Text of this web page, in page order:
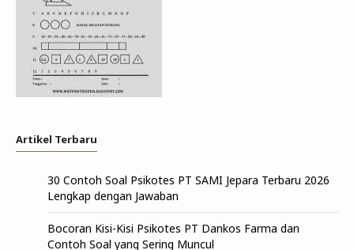
Artikel Terbaru
30 Contoh Soal Psikotes PT SAMI Jepara Terbaru 2026
Lengkap dengan Jawaban
Bocoran Kisi-Kisi Psikotes PT Dankos Farma dan
Contoh Soal yang Sering Muncul